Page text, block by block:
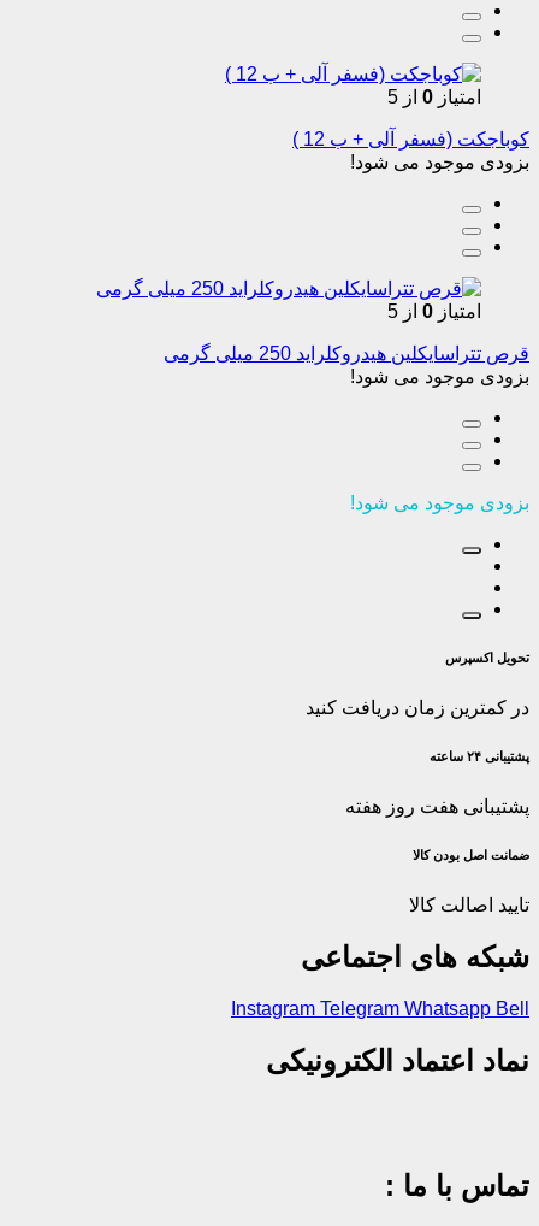
امتیاز 0 از 5
کوباجکت (فسفر آلی + ب 12 )
بزودی موجود می شود!
امتیاز 0 از 5
قرص تتراسایکلین هیدروکلراید 250 میلی گرمی
بزودی موجود می شود!
بزودی موجود می شود!
تحویل اکسپرس
در کمترین زمان دریافت کنید
پشتیبانی ۲۴ ساعته
پشتیبانی هفت روز هفته
ضمانت اصل‌ بودن کالا
تایید اصالت کالا
شبکه های اجتماعی
Instagram Telegram Whatsapp Bell
نماد اعتماد الکترونیکی
تماس با ما :